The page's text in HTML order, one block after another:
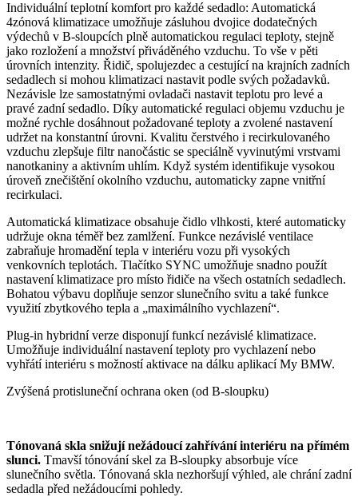
Individuální teplotní komfort pro každé sedadlo: Automatická
4zónová klimatizace umožňuje zásluhou dvojice dodatečných
výdechů v B-sloupcích plně automatickou regulaci teploty, stejně
jako rozložení a množství přiváděného vzduchu. To vše v pěti
úrovních intenzity. Řidič, spolujezdec a cestující na krajních zadních
sedadlech si mohou klimatizaci nastavit podle svých požadavků.
Nezávisle lze samostatnými ovladači nastavit teplotu pro levé a
pravé zadní sedadlo. Díky automatické regulaci objemu vzduchu je
možné rychle dosáhnout požadované teploty a zvolené nastavení
udržet na konstantní úrovni. Kvalitu čerstvého i recirkulovaného
vzduchu zlepšuje filtr nanočástic se speciálně vyvinutými vrstvami
nanotkaniny a aktivním uhlím. Když systém identifikuje vysokou
úroveň znečištění okolního vzduchu, automaticky zapne vnitřní
recirkulaci.
Automatická klimatizace obsahuje čidlo vlhkosti, které automaticky
udržuje okna téměř bez zamlžení. Funkce nezávislé ventilace
zabraňuje hromadění tepla v interiéru vozu při vysokých
venkovních teplotách. Tlačítko SYNC umožňuje snadno použít
nastavení klimatizace pro místo řidiče na všech ostatních sedadlech.
Bohatou výbavu doplňuje senzor slunečního svitu a také funkce
využití zbytkového tepla a „maximálního vychlazení“.
Plug-in hybridní verze disponují funkcí nezávislé klimatizace.
Umožňuje individuální nastavení teploty pro vychlazení nebo
vyhřátí interiéru s možností aktivace na dálku aplikací My BMW.
Zvýšená protisluneční ochrana oken (od B-sloupku)
Tónovaná skla snižují nežádoucí zahřívání interiéru na přímém
slunci. Tmavší tónování skel za B-sloupky absorbuje více
slunečního světla. Tónovaná skla nezhoršují výhled, ale chrání zadní
sedadla před nežádoucími pohledy.